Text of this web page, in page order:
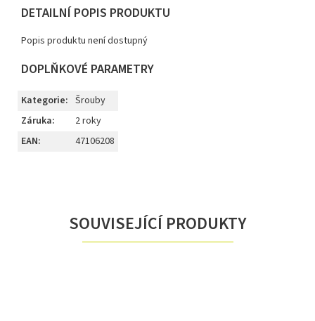
SOUVISEJÍCÍ PRODUKTY
DETAILNÍ POPIS PRODUKTU
Popis produktu není dostupný
DOPLŇKOVÉ PARAMETRY
Kategorie: Šrouby
Záruka:
2 roky
EAN: 47106208